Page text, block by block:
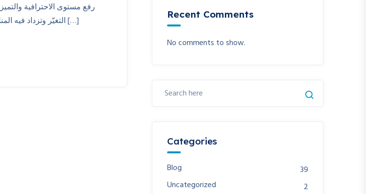
رفع مستوى الاحترافية
التغيّر وتزداد فيه المنافسة يومًا بعد يوم، لم يعد بإمكان المؤسسات الاعتماد فقط على الأساليب […]
Recent Comments
No comments to show.
Categories
Blog
39
Uncategorized
2